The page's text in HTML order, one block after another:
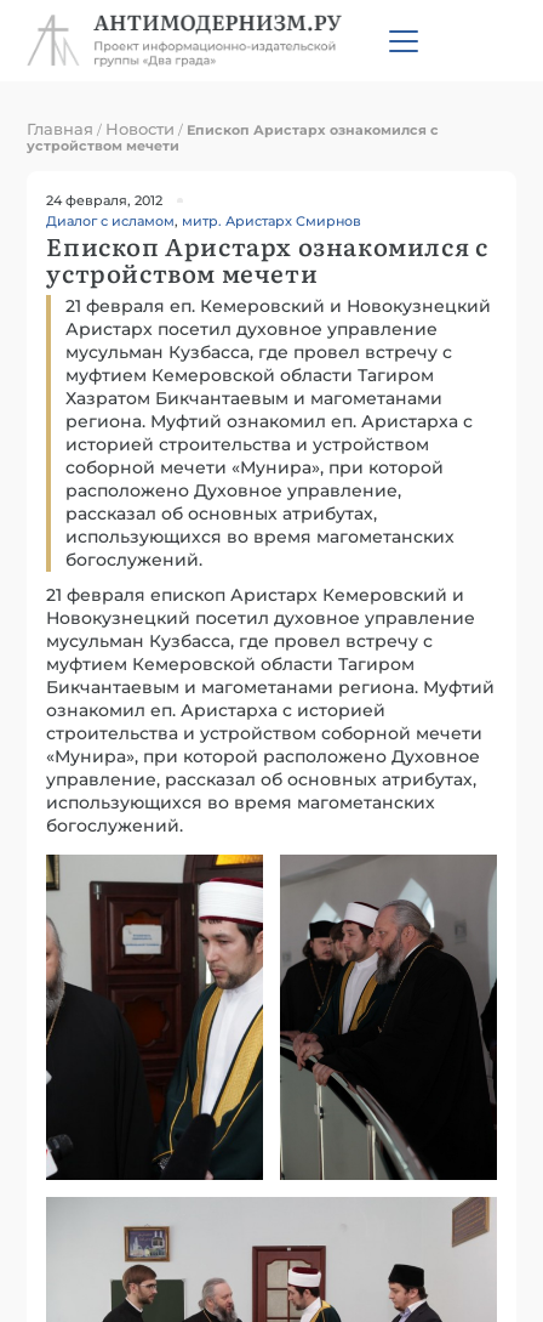
Главная / Новости / Епископ Аристарх ознакомился с
устройством мечети
24 февраля, 2012
Диалог с исламом, митр. Аристарх Смирнов
Епископ Аристарх ознакомился с
устройством мечети
21 февраля еп. Кемеровский и Новокузнецкий
Аристарх посетил духовное управление
мусульман Кузбасса, где провел встречу с
муфтием Кемеровской области Тагиром
Хазратом Бикчантаевым и магометанами
региона. Муфтий ознакомил еп. Аристарха с
историей строительства и устройством
соборной мечети «Мунира», при которой
расположено Духовное управление,
рассказал об основных атрибутах,
использующихся во время магометанских
богослужений.
21 февраля епископ Аристарх Кемеровский и
Новокузнецкий посетил духовное управление
мусульман Кузбасса, где провел встречу с
муфтием Кемеровской области Тагиром
Бикчантаевым и магометанами региона. Муфтий
ознакомил еп. Аристарха с историей
строительства и устройством соборной мечети
«Мунира», при которой расположено Духовное
управление, рассказал об основных атрибутах,
использующихся во время магометанских
богослужений.